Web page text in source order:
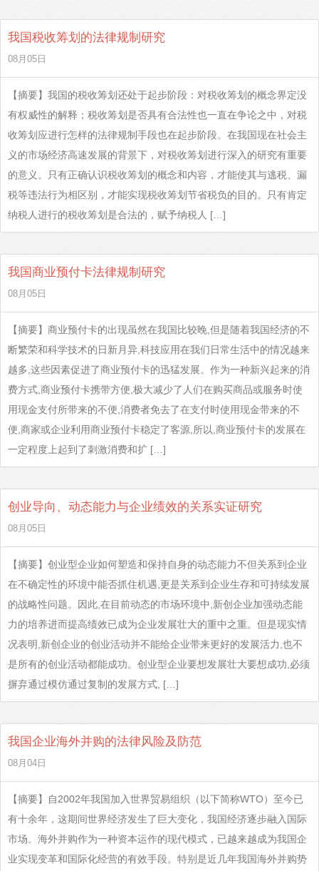
我国税收筹划的法律规制研究
08月05日
【摘要】我国的税收筹划还处于起步阶段：对税收筹划的概念界定没
有权威性的解释；税收筹划是否具有合法性也一直在争论之中，对税
收筹划应进行怎样的法律规制手段也在起步阶段。在我国现在社会主
义的市场经济高速发展的背景下，对税收筹划进行深入的研究有重要
的意义。只有正确认识税收筹划的概念和内容，才能使其与逃税、漏
税等违法行为相区别，才能实现税收筹划节省税负的目的。只有肯定
纳税人进行的税收筹划是合法的，赋予纳税人 […]
我国商业预付卡法律规制研究
08月05日
【摘要】商业预付卡的出现虽然在我国比较晚,但是随着我国经济的不
断繁荣和科学技术的日新月异,科技应用在我们日常生活中的情况越来
越多,这些因素促进了商业预付卡的迅猛发展。作为一种新兴起来的消
费方式,商业预付卡携带方便,极大减少了人们在购买商品或服务时使
用现金支付所带来的不便,消费者免去了在支付时使用现金带来的不
便,商家或企业利用商业预付卡稳定了客源,所以,商业预付卡的发展在
一定程度上起到了刺激消费和扩 […]
创业导向、动态能力与企业绩效的关系实证研究
08月05日
【摘要】创业型企业如何塑造和保持自身的动态能力不但关系到企业
在不确定性的环境中能否抓住机遇,更是关系到企业生存和可持续发展
的战略性问题。因此,在目前动态的市场环境中,新创企业加强动态能
力的培养进而提高绩效已成为企业发展壮大的重中之重。但是现实情
况表明,新创企业的创业活动并不能给企业带来更好的发展活力,也不
是所有的创业活动都能成功。创业型企业要想发展壮大要想成功,必须
摒弃通过模仿通过复制的发展方式, […]
我国企业海外并购的法律风险及防范
08月04日
【摘要】自2002年我国加入世界贸易组织（以下简称WTO）至今已
有十余年，这期间世界经济发生了巨大变化，我国经济逐步融入国际
市场。海外并购作为一种资本运作的现代模式，已越来越成为我国企
业实现变革和国际化经营的有效手段。特别是近几年我国海外并购势